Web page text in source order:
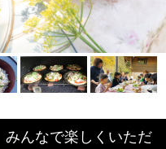
んなで楽しくいただ